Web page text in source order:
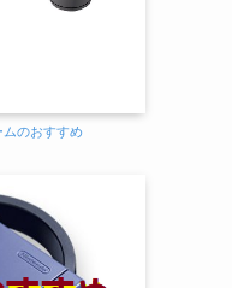
のおすすめ